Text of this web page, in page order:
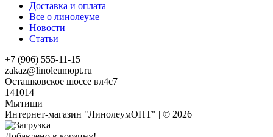
Доставка и оплата
Все о линолеуме
Новости
Статьи
+7 (906) 555-11-15
zakaz@linoleumopt.ru
Осташковское шоссе вл4с7
141014
Мытищи
Интернет-магазин "ЛинолеумОПТ" | © 2026